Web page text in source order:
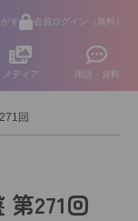
す 会員ログイン（無料）
メディア 用語・資料
回
271回